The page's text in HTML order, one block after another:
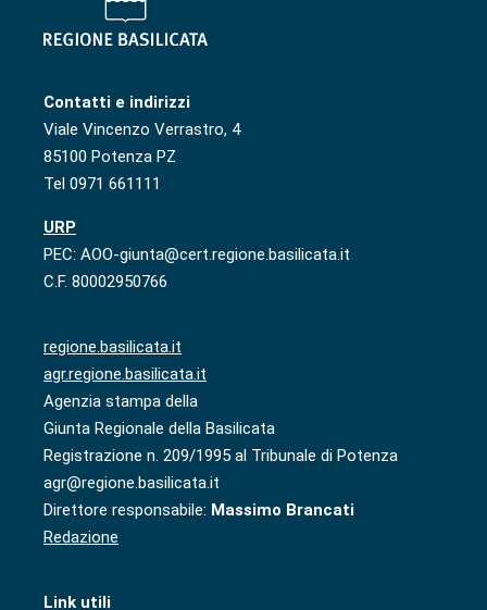
Contatti e indirizzi
Viale Vincenzo Verrastro, 4
85100 Potenza PZ
Tel 0971 661111
URP
PEC: AOO-giunta@cert.regione.basilicata.it
C.F. 80002950766
regione.basilicata.it
agr.regione.basilicata.it
Agenzia stampa della
Giunta Regionale della Basilicata
Registrazione n. 209/1995 al Tribunale di Potenza
agr@regione.basilicata.it
Direttore responsabile: Massimo Brancati
Redazione
Link utili